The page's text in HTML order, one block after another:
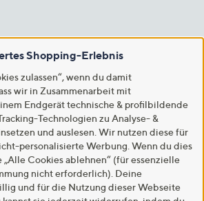
Shopping-Erlebnis
zulassen“, wenn du damit
wir in Zusammenarbeit mit
Endgerät technische & profilbildende
Technologien zu Analyse- &
und auslesen. Wir nutzen diese für
personalisierte Werbung. Wenn du dies
„Alle Cookies ablehnen“ (für essenzielle
nicht erforderlich). Deine
und für die Nutzung dieser Webseite